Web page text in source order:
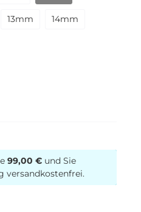
13mm 14mm
99,00 € und Sie
versandkostenfrei.